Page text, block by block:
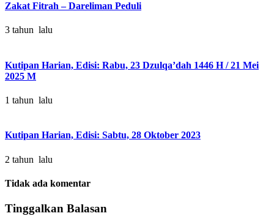
Zakat Fitrah – Dareliman Peduli
3 tahun lalu
Kutipan Harian, Edisi: Rabu, 23 Dzulqa’dah 1446 H / 21 Mei
2025 M
1 tahun lalu
Kutipan Harian, Edisi: Sabtu, 28 Oktober 2023
2 tahun lalu
Tidak ada komentar
Tinggalkan Balasan